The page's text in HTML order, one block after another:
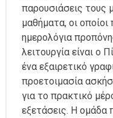
παρουσιάσεις τους
μαθήματα, οι
ημερολόγια
λειτουργία είναι ο
ένα εξαιρετικό
προετοιμασία
για το πρακτικό
εξετάσεις. Η ομάδα